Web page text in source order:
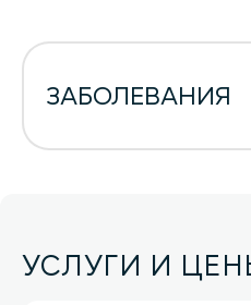
ЗАБОЛЕВАНИЯ
УСЛУГИ И